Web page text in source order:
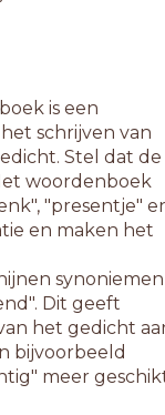
is een
schrijven van
Stel dat de
woordenboek
"presentje"
en maken het
synoniemen
Dit geeft
het gedicht
bijvoorbeeld
meer